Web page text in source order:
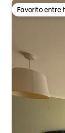
Favorito entre
Favorito entre